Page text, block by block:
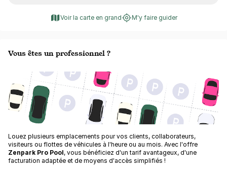
Voir la carte en grand M'y faire guider
Vous êtes un professionnel ?
Louez plusieurs emplacements pour vos clients, collaborateurs,
visiteurs ou flottes de véhicules à l'heure ou au mois. Avec l'offre
Zenpark Pro Pool, vous bénéficiez d'un tarif avantageux, d'une
facturation adaptée et de moyens d'accès simplifiés !